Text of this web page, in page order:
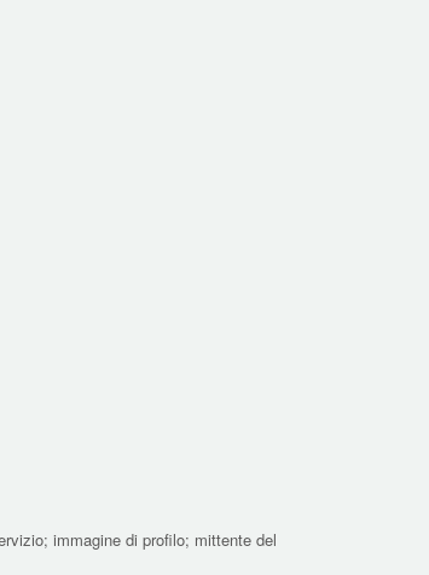
immagine di profilo; mittente del